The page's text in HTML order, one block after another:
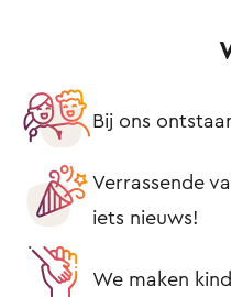
Bij ons
Verrassende
iets nieuws!
We maken